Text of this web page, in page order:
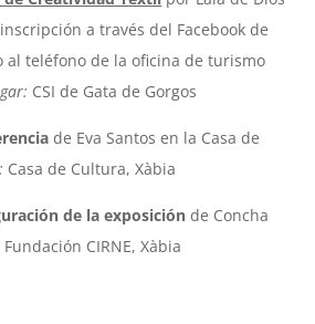
inscripción a través del Facebook de
al teléfono de la oficina de turismo
CSI de Gata de Gorgos
de Eva Santos en la Casa de
Casa de Cultura, Xàbia
de la exposición de Concha
Fundación CIRNE, Xàbia